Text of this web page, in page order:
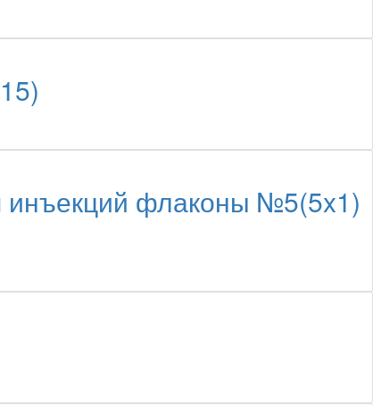
инъекций флаконы №5(5x1)